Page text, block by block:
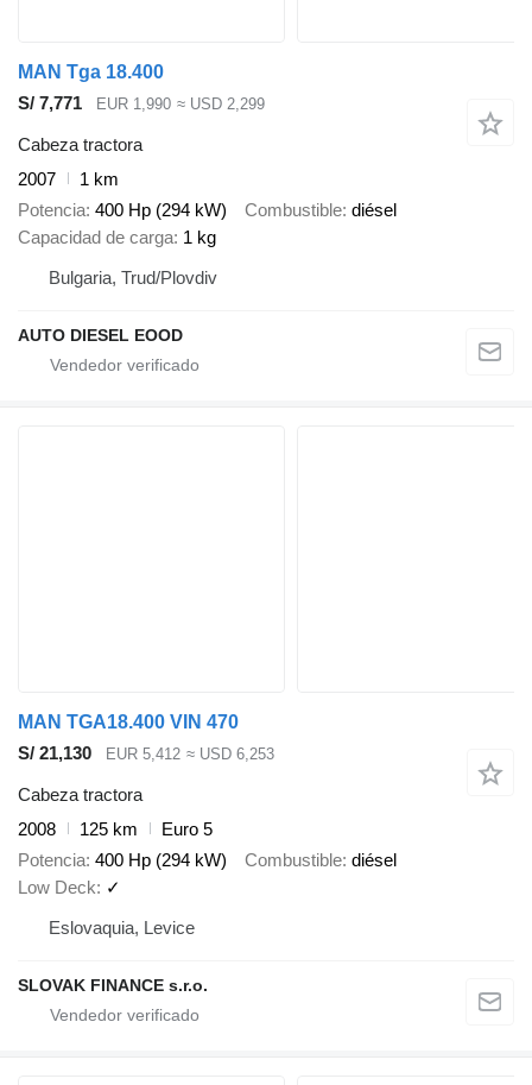
MAN Tga 18.400
S/ 7,771
EUR 1,990 ≈ USD 2,299
Cabeza tractora
2007
1 km
Potencia 400 Hp (294 kW) Combustible diésel
Capacidad de carga 1 kg
Bulgaria, Trud/Plovdiv
AUTO DIESEL EOOD
MAN TGA18.400 VIN 470
S/ 21,130
EUR 5,412 ≈ USD 6,253
Cabeza tractora
2008
125 km
Euro 5
Potencia 400 Hp (294 kW) Combustible diésel
Low Deck
✓
Eslovaquia, Levice
SLOVAK FINANCE s.r.o.